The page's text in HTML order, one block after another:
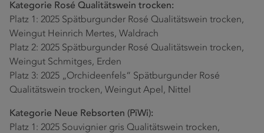
Kategorie Rosé Qualitätswein trocken:
Platz 1: 2025 Spätburgunder Rosé Qualitätswein trocken,
Weingut Heinrich Mertes, Waldrach
Platz 2: 2025 Spätburgunder Rosé Qualitätswein trocken,
Weingut Schmitges, Erden
Platz 3: 2025 „Orchideenfels“ Spätburgunder Rosé
Qualitätswein trocken, Weingut Apel, Nittel
Kategorie Neue Rebsorten (PiWi):
Platz 1: 2025 Souvignier gris Qualitätswein trocken,